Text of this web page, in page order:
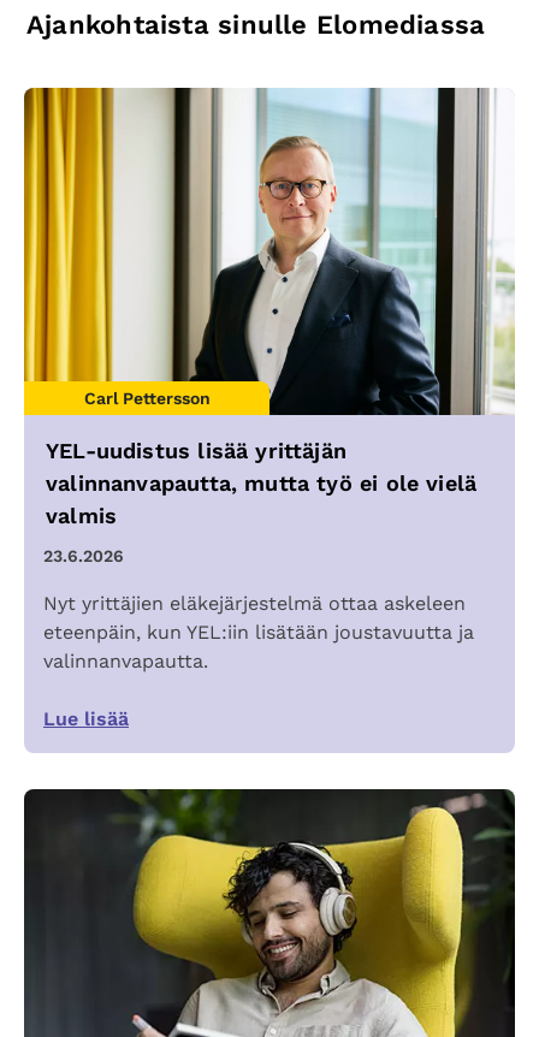
Ajankohtaista sinulle Elomediassa
Carl Pettersson
YEL-uudistus lisää yrittäjän
valinnanvapautta, mutta työ ei ole vielä
valmis
23.6.2026
Nyt yrittäjien eläkejärjestelmä ottaa askeleen
eteenpäin, kun YEL:iin lisätään joustavuutta ja
valinnanvapautta.
Lue lisää